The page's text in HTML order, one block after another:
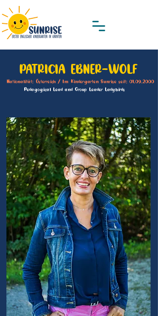
PATRICIA EBNER-WOLF
Nationalität: Österreich / Im Kindergarten Sunrise seit: 01.09.2000
Pedagogical Lead and Group Leader Ladybirds